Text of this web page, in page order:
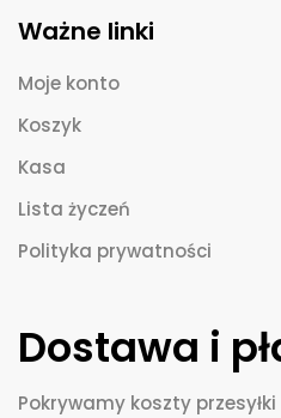
Ważne linki
Moje konto
Koszyk
Kasa
Lista życzeń
Polityka prywatności
Dostawa i
Pokrywamy koszty